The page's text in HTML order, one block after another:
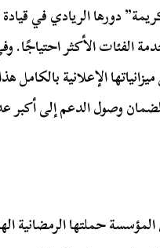
دورها الريادي في قيادة
الفئات الأكثر
الإعلانية بالكامل
وصول الدعم إلى
حملتها الرمضانية